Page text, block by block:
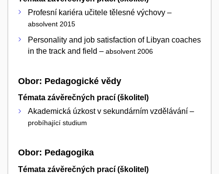
Profesní kariéra učitele tělesné výchovy –
absolvent 2015
Personality and job satisfaction of Libyan coaches
in the track and field – absolvent 2006
Obor: Pedagogické vědy
Témata závěrečných prací (školitel)
Akademická úzkost v sekundárním vzdělávání –
probíhající studium
Obor: Pedagogika
Témata závěrečných prací (školitel)